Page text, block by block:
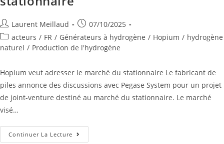
Laurent Meillaud
07/10/2025
acteurs / FR / Générateurs à hydrogène / Hopium / hydrogène
naturel / Production de l'hydrogène
Hopium veut adresser le marché du stationnaire Le fabricant de
piles annonce des discussions avec Pegase System pour un projet
de joint-venture destiné au marché du stationnaire. Le marché
visé…
Continuer La Lecture